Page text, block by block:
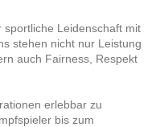
sportliche Leidenschaft mit
stehen nicht nur Leistung
auch Fairness, Respekt
erlebbar zu
bis zum